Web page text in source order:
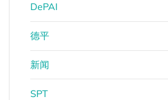
DePAI
德平
新闻
SPT